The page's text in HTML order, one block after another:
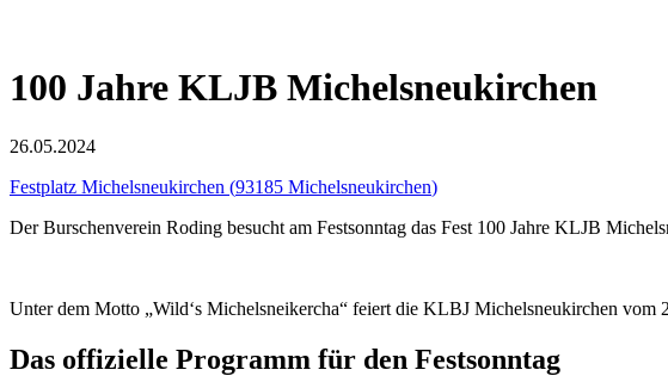
100 Jahre KLJB Michelsneukirchen
26.05.2024
Festplatz Michelsneukirchen (93185 Michelsneukirchen)
Der Burschenverein Roding besucht am Festsonntag das Fest 100 Jahre KLJB
Unter dem Motto „Wild‘s Michelsneikercha“ feiert die KLBJ Michelsneukirchen vom
Das offizielle Programm für den Festsonntag